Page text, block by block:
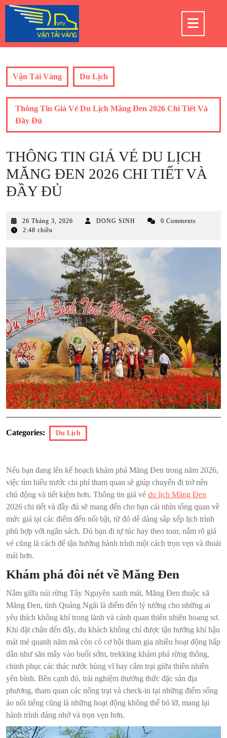
Skip
Vận Tải Vàng Du Lịch
Thông Tin Giá Vé Du Lịch Măng Đen 2026 Chi Tiết Và
Đầy Đủ
THÔNG TIN GIÁ VÉ DU LỊCH
MĂNG ĐEN 2026 CHI TIẾT VÀ
ĐẦY ĐỦ
26 Tháng 3, 2026
2026
DONG SINH
0 Comments
2:48 chiều
Categories: Du Lịch
Nếu bạn đang lên kế hoạch khám phá Măng Đen trong năm 2026,
việc tìm hiểu trước chi phí tham quan sẽ giúp chuyến đi trở nên
chủ động và tiết kiệm hơn. Thông tin giá vé du lịch Măng Đen
2026 chi tiết và đầy đủ sẽ mang đến cho bạn cái nhìn tổng quan về
mức giá tại các điểm đến nổi bật, từ đó dễ dàng sắp xếp lịch trình
phù hợp với ngân sách. Dù bạn đi tự túc hay theo tour, nắm rõ giá
vé cũng là cách để tận hưởng hành trình một cách trọn vẹn và thoải
mái hơn.
Khám phá đôi nét về Măng Đen
Nằm giữa núi rừng Tây Nguyên xanh mát, Măng Đen thuộc xã
Măng Đen, tỉnh Quảng Ngãi là điểm đến lý tưởng cho những ai
yêu thích không khí trong lành và cảnh quan thiên nhiên hoang sơ.
Khi đặt chân đến đây, du khách không chỉ được tận hưởng khí hậu
mát mẻ quanh năm mà còn có cơ hội tham gia nhiều hoạt động hấp
dẫn như săn mây vào buổi sớm, trekking khám phá rừng thông,
chinh phục các thác nước hùng vĩ hay cắm trại giữa thiên nhiên
yên bình. Bên cạnh đó, trải nghiệm thưởng thức đặc sản địa
phương, tham quan các nông trại và check-in tại những điểm sống
ảo nổi tiếng cũng là những hoạt động không thể bỏ lỡ, mang lại
hành trình đáng nhớ và trọn vẹn hơn.